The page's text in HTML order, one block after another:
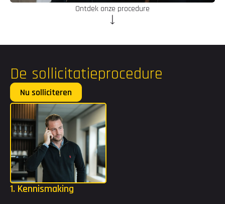
Ontdek onze procedure
De sollicitatieprocedure
Nu solliciteren
Voornaam
Achternaam
E-mail
1. Kennismaking